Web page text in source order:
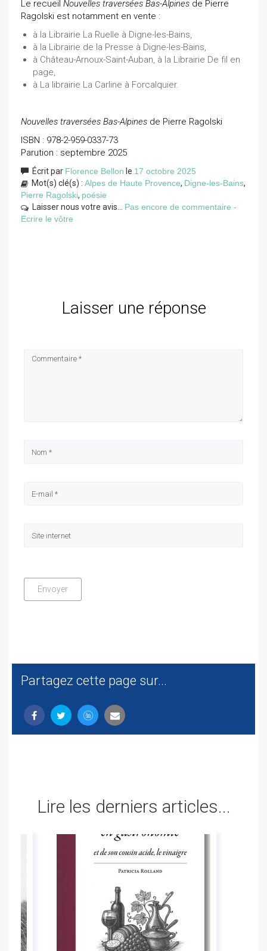
Le recueil Nouvelles traversées Bas-Alpines de Pierre
Ragolski est notamment en vente :
à la Librairie La Ruelle à Digne-les-Bains,
à la Librairie de la Presse à Digne-les-Bains,
à Château-Arnoux-Saint-Auban, à la Librairie De fil en
page,
à La librairie La Carline à Forcalquier.
Nouvelles traversées Bas-Alpines de Pierre Ragolski
ISBN : 978-2-959-0337-73
Parution : septembre 2025
Écrit par Florence Bellon le 17 octobre 2025
Mot(s) clé(s) : Alpes de Haute Provence, Digne-les-Bains,
Pierre Ragolski, poésie
Laisser nous votre avis... Pas encore de commentaire -
Ecrire le vôtre
Laisser une réponse
Partagez cette page sur...
Lire les derniers articles...